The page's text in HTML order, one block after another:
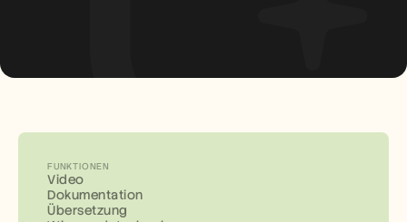
FUNKTIONEN
Video
Dokumentation
Übersetzung